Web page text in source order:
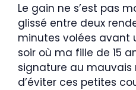
Le gain ne s’est pas
glissé entre deux
minutes volées avant
soir où ma fille de 15
signature au mauvais
d’éviter ces petites